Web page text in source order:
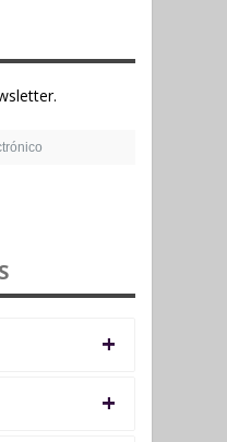
a nuestro newsletter.
+
+